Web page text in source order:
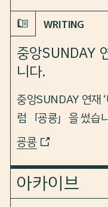
WRITING
중앙SUNDAY
니다.
중앙SUNDAY 연재
럼「굥쿙」을 썼습
굥쿙
아카이브